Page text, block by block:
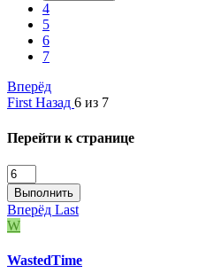
4
5
6
7
Вперёд
First Назад 6 из 7
Перейти к странице
Выполнить
Вперёд Last
W
WastedTime